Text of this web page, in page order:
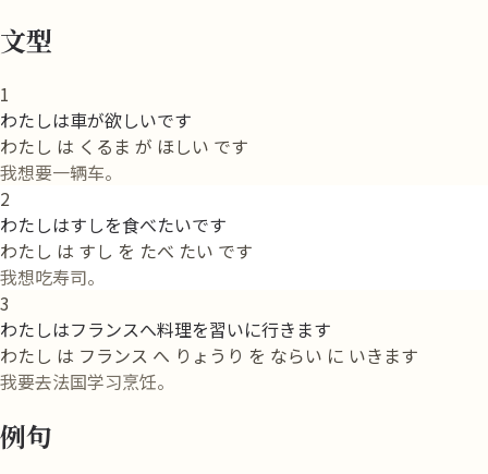
文型
1
わたしは車が欲しいです
わたし は くるま が ほしい です
我想要一辆车。
2
わたしはすしを食べたいです
わたし は すし を たべ たい です
我想吃寿司。
3
わたしはフランスへ料理を習いに行きます
わたし は フランス へ りょうり を ならい に いきます
我要去法国学习烹饪。
例句